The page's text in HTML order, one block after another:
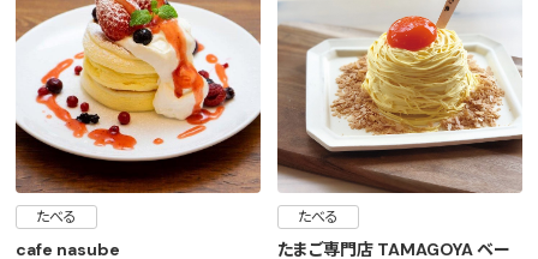
たべる
cafe nasube
たべる
たまご専門店 TAMAGOYA ベー